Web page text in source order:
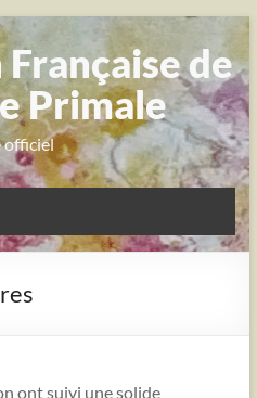
de
Primale
officiel
ont suivi une solide